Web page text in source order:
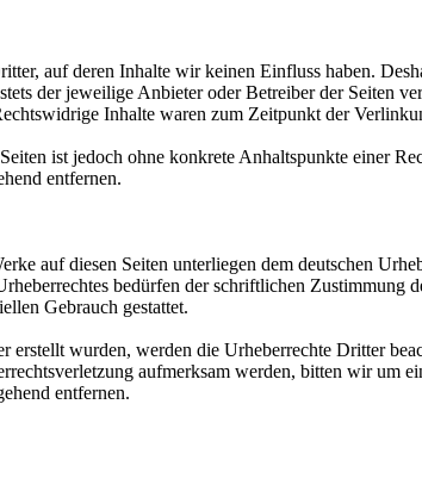
auf deren Inhalte wir keinen Einfluss haben.
der jeweilige Anbieter oder Betreiber der Seiten
Inhalte waren zum Zeitpunkt der
ist jedoch ohne konkrete Anhaltspunkte einer
entfernen.
auf diesen Seiten unterliegen dem deutschen
bedürfen der schriftlichen
Gebrauch gestattet.
erstellt wurden, werden die Urheberrechte Dritter
aufmerksam werden, bitten wir um
entfernen.